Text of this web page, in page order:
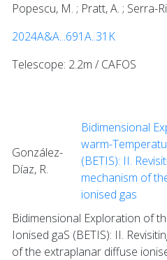
Popescu, M. ; Pratt, A. ; Serra-
2024A&A...691A..31K
Telescope: 2.2m / CAFOS
González-
Díaz, R.
Bidimensional
warm-
(BETIS): II.
mechanism of
ionised gas
Bidimensional Exploration of
Ionised gaS (BETIS): II.
of the extraplanar diffuse